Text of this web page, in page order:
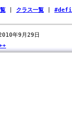
クラス一覧
年9月29日